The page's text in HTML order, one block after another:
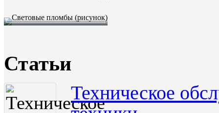
Статьи
Техническое